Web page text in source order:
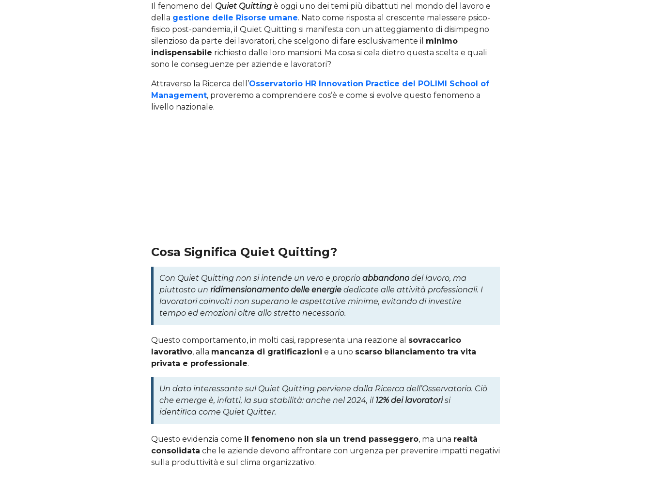
Il fenomeno del Quiet Quitting è oggi uno dei temi più dibattuti nel mondo del lavoro e
della gestione delle Risorse umane. Nato come risposta al crescente malessere psico-
fisico post-pandemia, il Quiet Quitting si manifesta con un atteggiamento di disimpegno
silenzioso da parte dei lavoratori, che scelgono di fare esclusivamente il minimo
indispensabile richiesto dalle loro mansioni. Ma cosa si cela dietro questa scelta e quali
sono le conseguenze per aziende e lavoratori?
Attraverso la Ricerca dell’Osservatorio HR Innovation Practice del POLIMI School of
Management, proveremo a comprendere cos’è e come si evolve questo fenomeno a
livello nazionale.
Cosa Significa Quiet Quitting?
Con Quiet Quitting non si intende un vero e proprio abbandono del lavoro, ma
piuttosto un ridimensionamento delle energie dedicate alle attività professionali. I
lavoratori coinvolti non superano le aspettative minime, evitando di investire
tempo ed emozioni oltre allo stretto necessario.
Questo comportamento, in molti casi, rappresenta una reazione al sovraccarico
lavorativo, alla mancanza di gratificazioni e a uno scarso bilanciamento tra vita
privata e professionale.
Un dato interessante sul Quiet Quitting perviene dalla Ricerca dell’Osservatorio. Ciò
che emerge è, infatti, la sua stabilità: anche nel 2024, il 12% dei lavoratorisi
identifica come Quiet Quitter.
Questo evidenzia come il fenomeno non sia un trend passeggero, ma una realtà
consolidata che le aziende devono affrontare con urgenza per prevenire impatti negativi
sulla produttività e sul clima organizzativo.